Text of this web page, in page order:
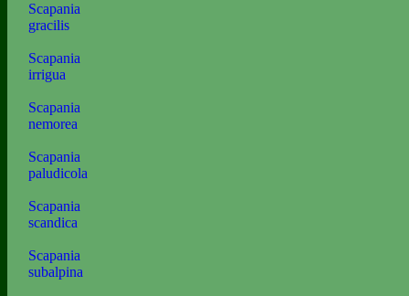
Scapania
gracilis
Scapania
irrigua
Scapania
nemorea
Scapania
paludicola
Scapania
scandica
Scapania
subalpina